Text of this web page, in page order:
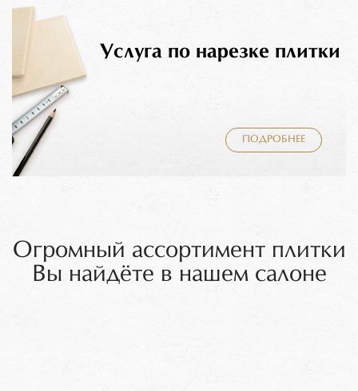
Услуга по нарезке плитки
ПОДРОБНЕЕ
Огромный ассортимент плитки
Вы найдёте в нашем салоне